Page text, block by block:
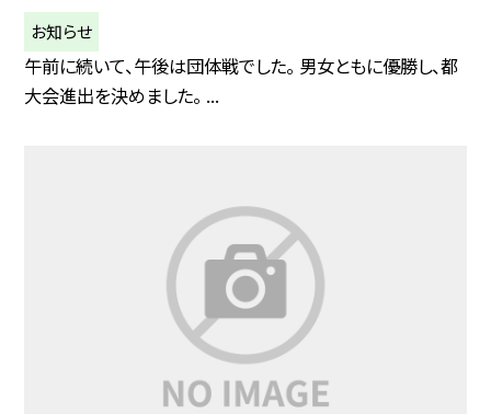
お知らせ
午前に続いて、午後は団体戦でした。 男女ともに優勝し、都
大会進出を決めました。 ...